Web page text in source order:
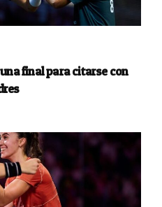
final para citarse con